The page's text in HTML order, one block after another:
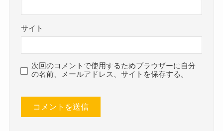
サイト
次回のコメントで使用するためブラウザーに自分
の名前、メールアドレス、サイトを保存する。